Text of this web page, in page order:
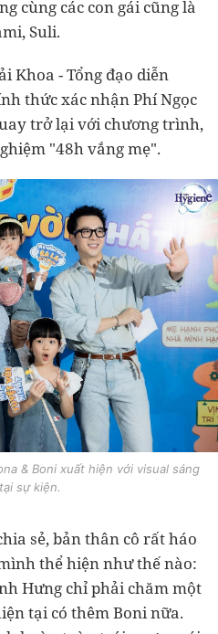
cùng các con gái cũng là
Suli.
Khoa - Tổng đạo diễn
thức xác nhận Phí Ngọc
trở lại với chương trình,
"48h vắng mẹ".
& Boni xuất hiện với visual sáng
sự kiện.
sẻ, bản thân cô rất háo
thể hiện như thế nào:
Hưng chỉ phải chăm một
tại có thêm Boni nữa.